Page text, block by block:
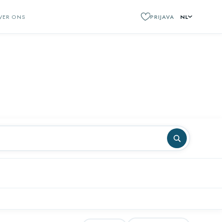
ONS PRIJAVA NL